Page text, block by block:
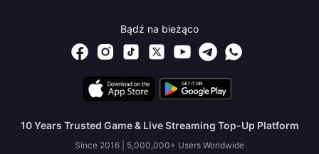
Bądź na bieżąco
10 Years Trusted Game & Live Streaming Top-Up Platform
Since 2016 | 5,000,000+ Users Worldwide